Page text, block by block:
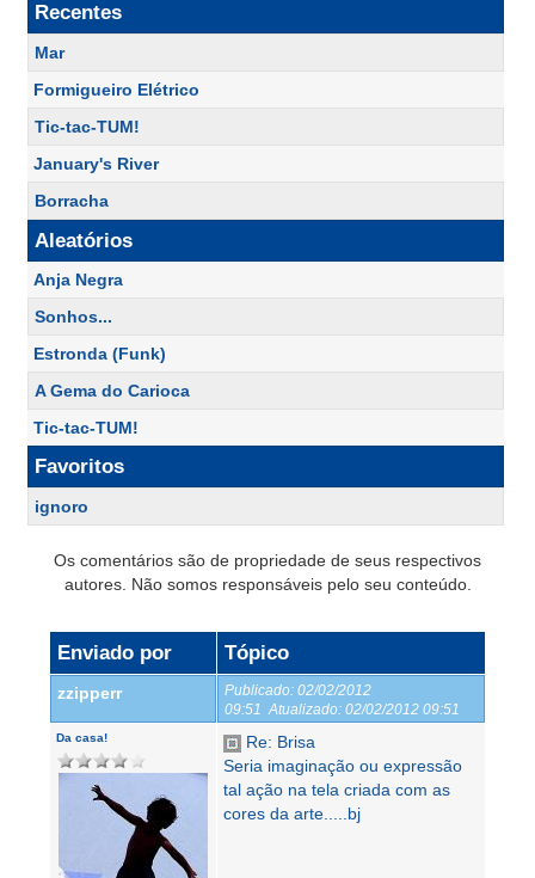
Recentes
Mar
Formigueiro Elétrico
Tic-tac-TUM!
January's River
Borracha
Aleatórios
Anja Negra
Sonhos...
Estronda (Funk)
A Gema do Carioca
Tic-tac-TUM!
Favoritos
ignoro
Os comentários são de propriedade de seus respectivos
autores. Não somos responsáveis pelo seu conteúdo.
Enviado por Tópico
zzipperr Publicado: 02/02/2012
09:51 Atualizado: 02/02/2012 09:51
Da casa!
Re: Brisa
Seria imaginação ou expressão
tal ação na tela criada com as
cores da arte.....bj